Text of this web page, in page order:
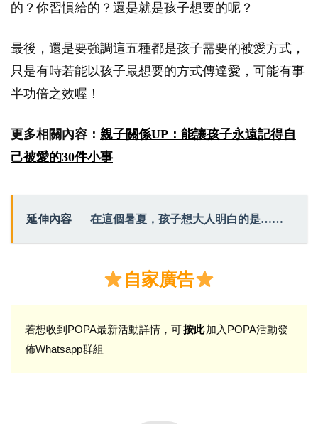
的？你習慣給的？還是就是孩子想要的呢？
最後，還是要強調這五種都是孩子需要的被愛方式，
只是有時若能以孩子最想要的方式傳達愛，可能有事
半功倍之效喔！
更多相關內容： 親子關係UP：能讓孩子永遠記得自
己被愛的30件小事
延伸內容 在這個暑夏，孩子想大人明白的是……
自家廣告
若想收到POPA最新活動詳情，可按此加入POPA活動發
佈Whatsapp群組